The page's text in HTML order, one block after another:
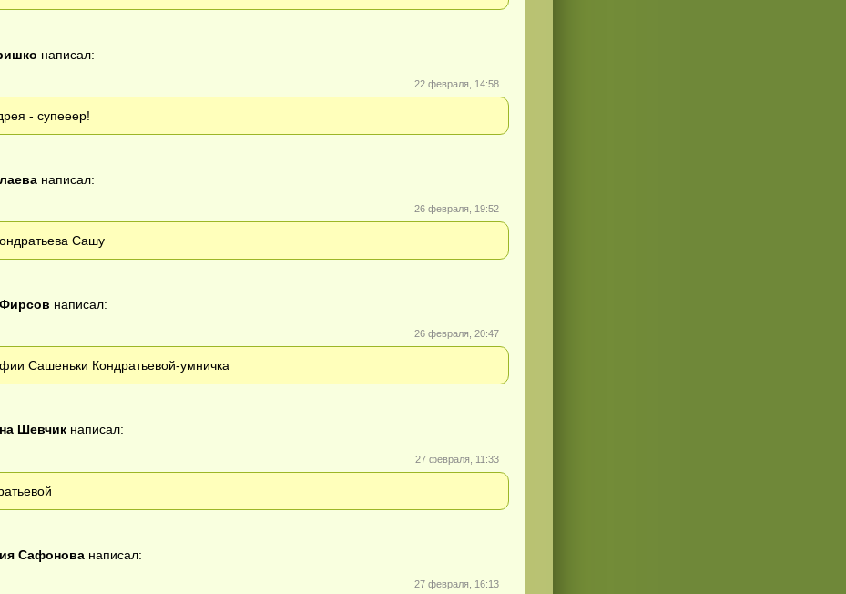
написал:
22 февраля, 14:58
- супееер!
написал:
26 февраля, 19:52
Сашу
написал:
26 февраля, 20:47
Сашеньки Кондратьевой-умничка
Шевчик написал:
27 февраля, 11:33
Сафонова написал:
27 февраля, 16:13